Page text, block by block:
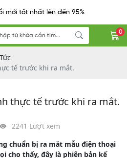
mới tốt nhất lên đến 95%
0
tế trước khi ra mắt.
thực tế trước khi ra mắt.
2241 Lượt xem
chuẩn bị ra mắt mẫu điện thoại
cho thấy, đây là phiên bản kế